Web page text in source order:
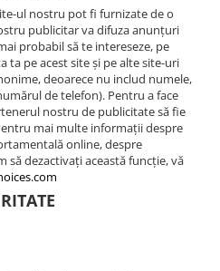
ul nostru pot fi furnizate de o
publicitar va difuza anunțuri
probabil să te intereseze, pe
ta pe acest site și pe alte site-uri
deoarece nu includ numele,
de telefon). Pentru a face
nostru de publicitate să fie
mai multe informații despre
online, despre
să dezactivați această funcție, vă